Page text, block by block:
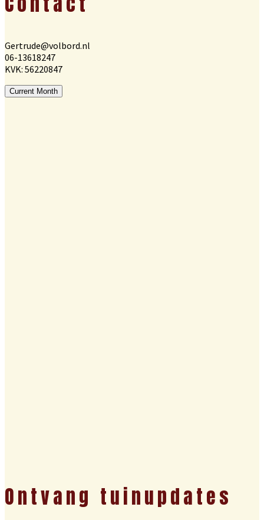
Gertrude@volbord.nl
06-13618247
KVK: 56220847
Current Month
Ontvang tuinupdates